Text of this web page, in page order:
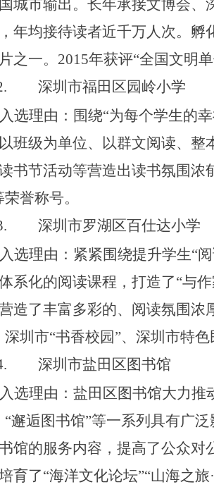
城市输出。长年承接文博会
年均接待读者近千万人次。孵
之一。 2015年获评“全国文明单
深圳市福田区园岭小学
入选理由：围绕“为每个学生的
班级为单位、以群文阅读、
书节活动等营造出读书氛围浓
荣誉称号。
深圳市罗湖区百仕达小学
入选理由：紧紧围绕提升学生“
系化的阅读课程，打造了“与
造了丰富多彩的、阅读氛围浓
深圳 市“书香校园”、深圳市特
深圳市盐田区图书馆
入选理由：盐田区图书馆大力
“邂逅图书馆”等一系列具有广
馆的服务内容，提高了公众
育了“海洋文化论坛”“山海之旅·